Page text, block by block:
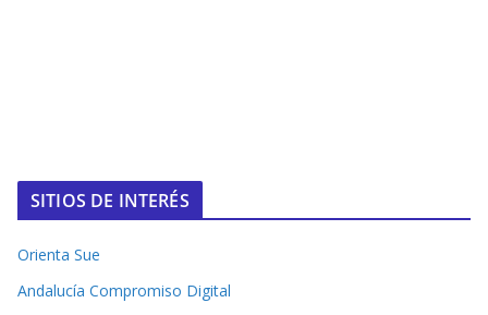
SITIOS DE INTERÉS
Orienta Sue
Andalucía Compromiso Digital